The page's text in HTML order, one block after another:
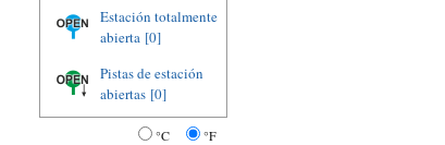
Estación totalmente
abierta [0]
Pistas de estación
abiertas [0]
°C °F